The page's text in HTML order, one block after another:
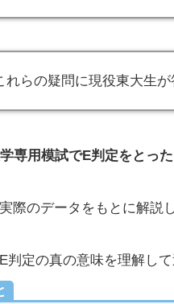
れらの疑問に現役東大生が
専用模試でE判定をとっ
際のデータをもとに解説
判定の真の意味を理解し